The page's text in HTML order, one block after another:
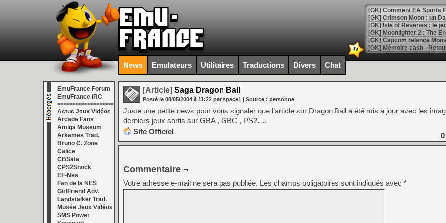
[GK] Comment EA Sports
[GK] Crimson Moon : un
[GK] Isle of Reveries : le
[GK] Moonlighter 2 : The
[GK] Capcom relance
[Mo5] Deux inédits du
[GK] Le beat'em up The
[GK] Endless Legend 2 :
[LS] [PS5] Le WebKit
[GK] Oubliez Crazy Taxi,
[LS] [Switch] NSZ 5.0.0
[GK] No More Room in
[GK] Un chatbot Atelier
[GK] Mémoire cash -
News Emulateurs Utilitaires Traductions Divers Chat
EmuFrance Forum
EmuFrance IRC
===================
Actus Jeux Vidéos
Arcade Fans
Amiga Museum
Arkames Trad.
Bruno C. Zone
Calice
CBSata
CPS2Shock
EF-Nes
Fan de la NES
GirlFriend Adv.
Landstalker Trad.
Musée Jeux Vidéos
SMS Power
[Article] Saga Dragon Ball
Posté le 08/05/2004 à 11:22 par space1 | Source : personne
Juste une petite news pour vous signaler que l’article sur Dragon Ball a été mis à jour avec les
derniers jeux sortis sur GBA , GBC , PS2….
Site Officiel
0
Commentaire ¬
Votre adresse e-mail ne sera pas publiée. Les champs obligatoires sont indiqués avec *